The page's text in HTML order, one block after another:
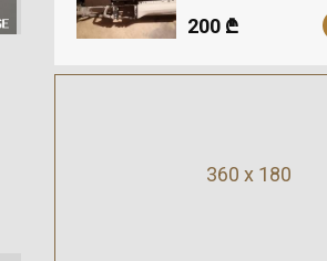
200 ₾
360 x 180